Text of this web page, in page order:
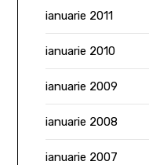
ianuarie 2011
ianuarie 2010
ianuarie 2009
ianuarie 2008
ianuarie 2007